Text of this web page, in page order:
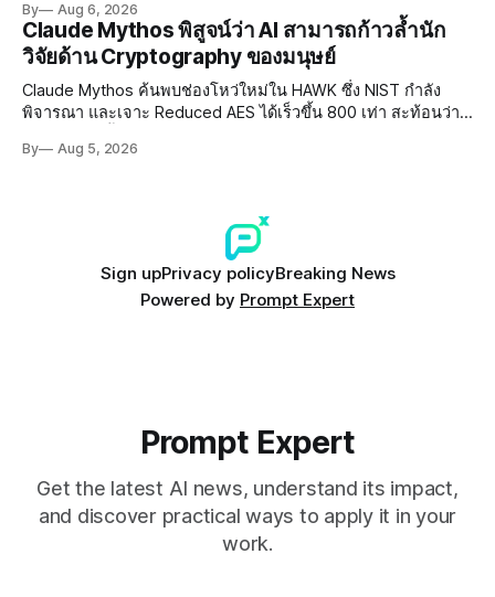
อย่างเร่งด่วน
By Aug 6, 2026
Claude Mythos พิสูจน์ว่า AI สามารถก้าวล้ำนัก
วิจัยด้าน Cryptography ของมนุษย์
Claude Mythos ค้นพบช่องโหว่ใหม่ใน HAWK ซึ่ง NIST กำลัง
พิจารณา และเจาะ Reduced AES ได้เร็วขึ้น 800 เท่า สะท้อนว่า
By Aug 5, 2026
Sign upPrivacy policyBreaking News
Powered by Prompt Expert
Prompt Expert
Get the latest AI news, understand its impact,
and discover practical ways to apply it in your
work.